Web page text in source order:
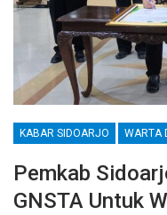
KABAR SIDOARJO WARTA
Pemkab
GNSTA Untuk